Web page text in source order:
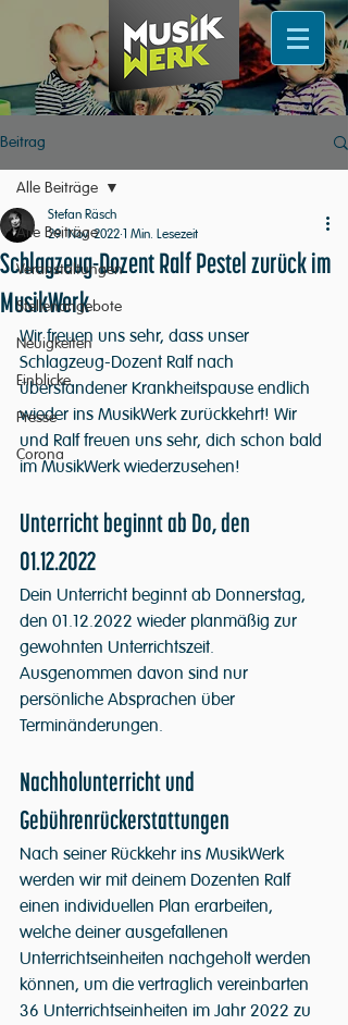
Beitrag
Alle Beiträge
Veranstaltungen
Stellenangebote
Neuigkeiten
Einblicke
Presse
Corona
Alle Beiträge
Schlagzeug-Dozent Ralf Pestel zurück im
MusikWerk
Stefan Räsch
29. Nov. 2022 1 Min. Lesezeit
Wir freuen uns sehr, dass unser
Schlagzeug-Dozent Ralf nach
überstandener Krankheitspause endlich
wieder ins MusikWerk zurückkehrt! Wir
und Ralf freuen uns sehr, dich schon bald
im MusikWerk wiederzusehen!
Unterricht beginnt ab Do, den
01.12.2022
Dein Unterricht beginnt ab Donnerstag,
den 01.12.2022 wieder planmäßig zur
gewohnten Unterrichtszeit.
Ausgenommen davon sind nur
persönliche Absprachen über
Terminänderungen.
Nachholunterricht und
Gebührenrückerstattungen
Nach seiner Rückkehr ins MusikWerk
werden wir mit deinem Dozenten Ralf
einen individuellen Plan erarbeiten,
welche deiner ausgefallenen
Unterrichtseinheiten nachgeholt werden
können, um die vertraglich vereinbarten
36 Unterrichtseinheiten im Jahr 2022 zu